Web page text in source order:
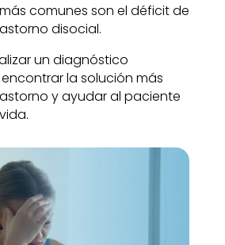
comunes son el déficit de
disocial.
un diagnóstico
la solución más
y ayudar al paciente